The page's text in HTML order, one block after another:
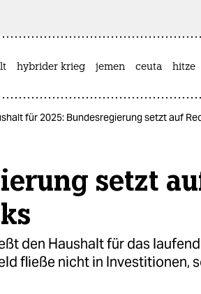
hybrider krieg jemen ceuta hitze
für 2025: Bundesregierung setzt auf
setzt
den Haushalt für das
fließe nicht in Investitionen,